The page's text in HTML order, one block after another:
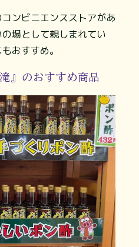
ンビニエンスストアがあ
場として親しまれてい
おすすめ。
』のおすすめ商品